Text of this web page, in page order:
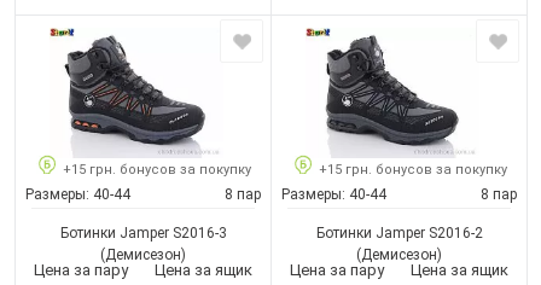
+15 грн. бонусов за покупку
Размеры: 40-44 8 пар
Ботинки Jamper S2016-3
(Демисезон)
Цена за пару Цена за ящик
+15 грн. бонусов за покупку
Размеры: 40-44 8 пар
Ботинки Jamper S2016-2
(Демисезон)
Цена за пару Цена за ящик